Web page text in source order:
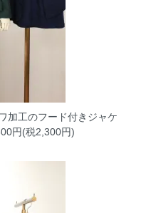
加工のフード付きジャケ
円(税2,300円)